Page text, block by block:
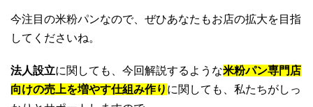
今注目の米粉パンなので、ぜひあなたもお店の拡大を目指
してくださいね。
法人設立に関しても、今回解説するような米粉パン専門店
向けの売上を増やす仕組み作り に関しても、私たちがしっ